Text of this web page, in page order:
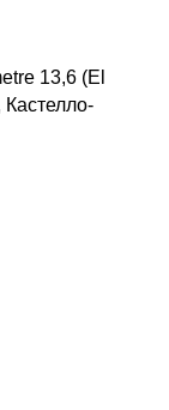
13,6 (El